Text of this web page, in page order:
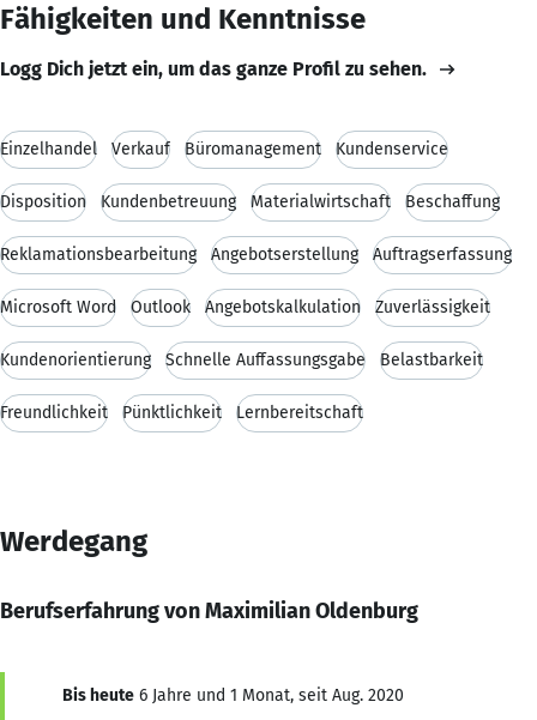
Fähigkeiten und Kenntnisse
Logg Dich jetzt ein, um das ganze Profil zu sehen.
Einzelhandel Verkauf Büromanagement Kundenservice
Disposition Kundenbetreuung Materialwirtschaft Beschaffung
Reklamationsbearbeitung Angebotserstellung Auftragserfassung
Microsoft Word Outlook Angebotskalkulation Zuverlässigkeit
Kundenorientierung Schnelle Auffassungsgabe Belastbarkeit
Freundlichkeit Pünktlichkeit Lernbereitschaft
Werdegang
Berufserfahrung von Maximilian Oldenburg
Bis heute 6 Jahre und 1 Monat, seit Aug. 2020